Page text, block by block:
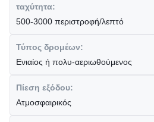
ταχύτητα:
500-3000 περιστροφή/λεπτό
Τύπος δρομέων:
Ενιαίος ή πολυ-αεριωθούμενος
Πίεση εξόδου:
Ατμοσφαιρικός